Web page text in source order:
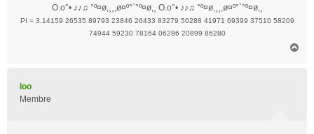
O.o°• ♪♪♫ °º¤ø,¸¸,ø¤º°`°º¤ø,¸ O.o°• ♪♪♫ °º¤ø,¸¸,ø¤º°`°º¤ø,¸
PI = 3.14159 26535 89793 23846 26433 83279 50288 41971 69399 37510 58209
74944 59230 78164 06286 20899 86280
loo
Membre